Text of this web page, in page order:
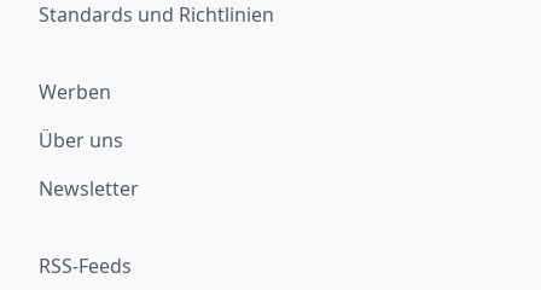
Standards und Richtlinien
Werben
Über uns
Newsletter
RSS-Feeds